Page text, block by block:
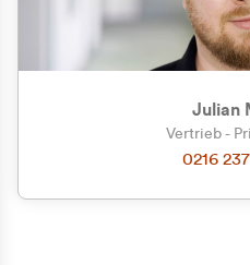
Julian
Vertrieb -
0216